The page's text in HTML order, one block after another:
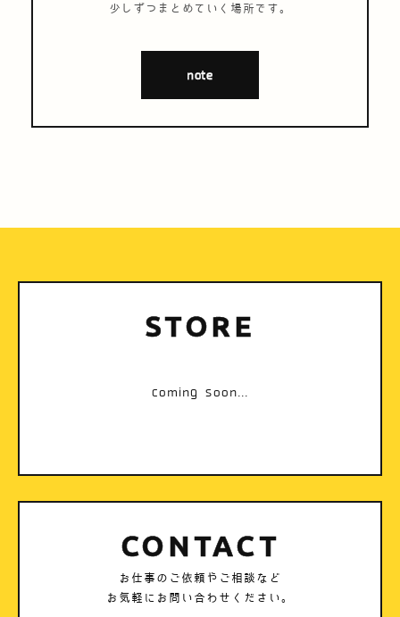
少しずつまとめていく場所です。
note
STORE
coming soon...
CONTACT
お仕事のご依頼やご相談など
お気軽にお問い合わせください。